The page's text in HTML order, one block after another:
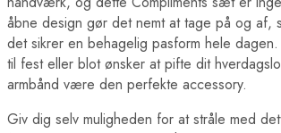
åbne design gør det nemt at tage på og af,
det sikrer en behagelig pasform hele dagen.
til fest eller blot ønsker at pifte dit
armbånd være den perfekte accessory.
Giv dig selv muligheden for at stråle med